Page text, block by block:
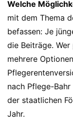
Welche
mit dem Thema
befassen: Je
die Beiträge.
mehrere
nach Pflege-
der staatlichen
Jahr.